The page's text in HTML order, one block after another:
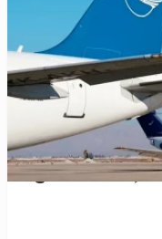
إلى دول الخليج